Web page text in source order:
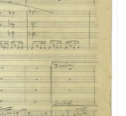
Sc-003-019-
Sc-004-020-Σκίτσα
Sc-004-021-
Sc-004-022-
Sc-004-023-
Sc-004-024-Ύμνος